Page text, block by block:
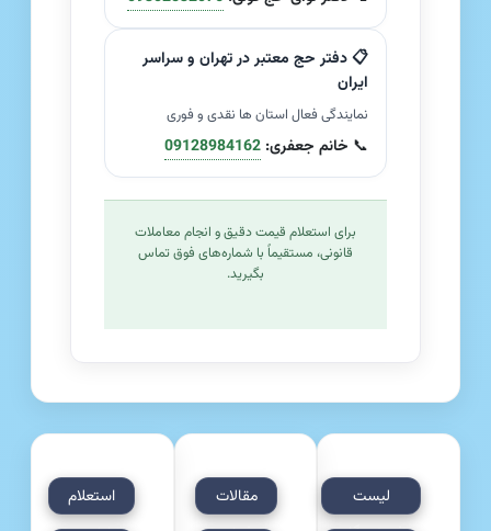
📋 دفتر حج معتبر در تهران و سراسر
ایران
نمایندگی فعال استان ها نقدی و فوری
📞 خانم جعفری: 09128984162
برای استعلام قیمت دقیق و انجام معاملات
قانونی، مستقیماً با شماره‌های فوق تماس
بگیرید.
لیست
مقالات
استعلام